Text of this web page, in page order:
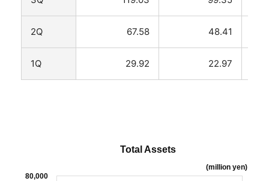
2Q 67.58 48.41
1Q 29.92 22.97
Total Assets
80,000
(million yen)